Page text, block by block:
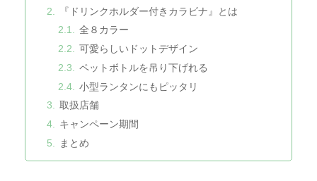
『ドリンクホルダー付きカラビナ』とは
全８カラー
可愛らしいドットデザイン
ペットボトルを吊り下げれる
小型ランタンにもピッタリ
取扱店舗
キャンペーン期間
まとめ